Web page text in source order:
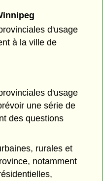
d'usage
à la ville de
d'usage
une série de
des questions
rurales et
notamment